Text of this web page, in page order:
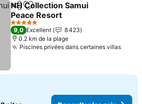
PartagerAjouter à mes favoris
NH Collection Samui
Peace Resort
Consulter les prix
5 Étoiles
9,0 Excellent
8 423
0.2 km de la plage
Piscines privées dans certaines villas